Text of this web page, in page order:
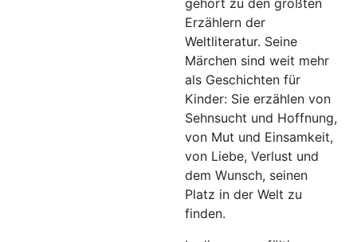
gehört zu den größten
Erzählern der
Weltliteratur. Seine
Märchen sind weit mehr
als Geschichten für
Kinder: Sie erzählen von
Sehnsucht und Hoffnung,
von Mut und Einsamkeit,
von Liebe, Verlust und
dem Wunsch, seinen
Platz in der Welt zu
finden.